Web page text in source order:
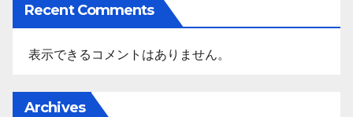
Recent Comments
表示できるコメントはありません。
Archives